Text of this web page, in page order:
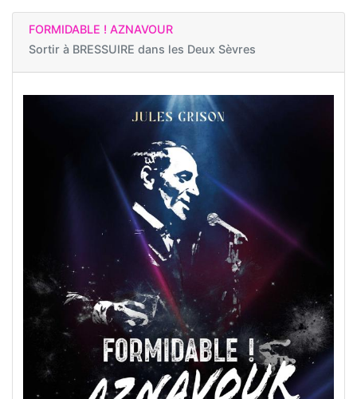
FORMIDABLE ! AZNAVOUR
Sortir à BRESSUIRE dans les Deux Sèvres